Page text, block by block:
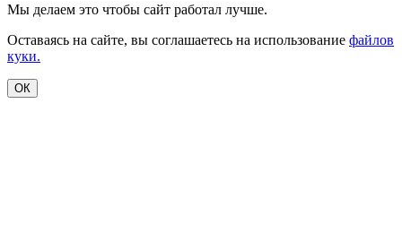
Мы делаем это чтобы сайт работал лучше.
Оставаясь на сайте, вы соглашаетесь на использование файлов
куки.
ОК